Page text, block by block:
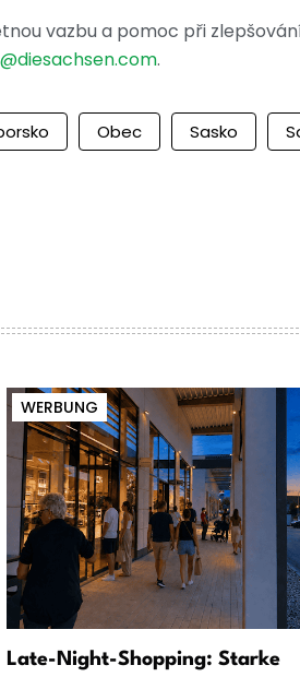
vazbu a pomoc při
.
Obec Sasko
WERBUNG
Late-Night-Shopping: Starke